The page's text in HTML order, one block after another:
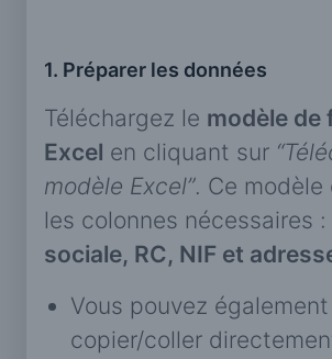
1. Préparer les données
Téléchargez le modèle de
Excel en cliquant sur
modèle Excel”. Ce
les colonnes nécessaires :
sociale, RC, NIF et
Vous pouvez également
copier/coller